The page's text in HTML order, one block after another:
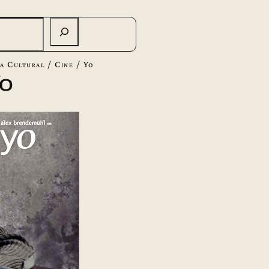
Cultural / Cine / Yo